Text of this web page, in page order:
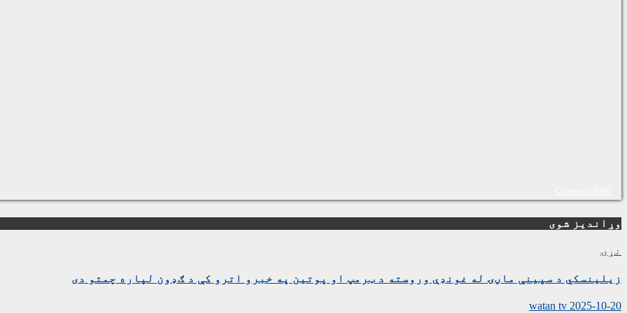
وړاندیز شوی
نړۍ
زیلینسکي د سپینې ماڼۍ له غونډې وروسته د ټرمپ او پوتین په خبرو اترو کې د ګډون لپاره چمتو دی
2025-10-20
watan tv